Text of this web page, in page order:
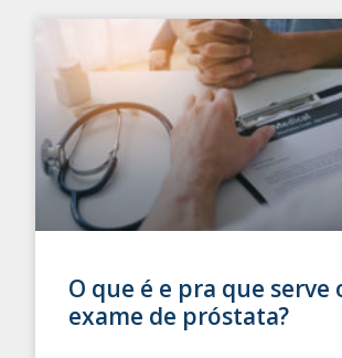
O que é e pra que serve
exame de próstata?